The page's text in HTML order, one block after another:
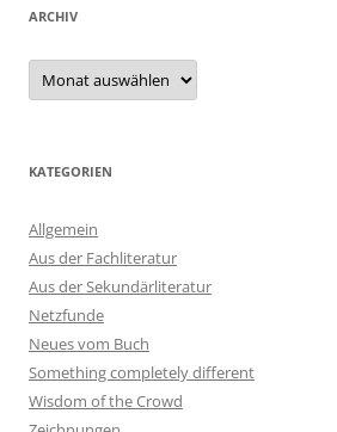
ARCHIV
Archiv
KATEGORIEN
Allgemein
Aus der Fachliteratur
Aus der Sekundärliteratur
Netzfunde
Neues vom Buch
Something completely different
Wisdom of the Crowd